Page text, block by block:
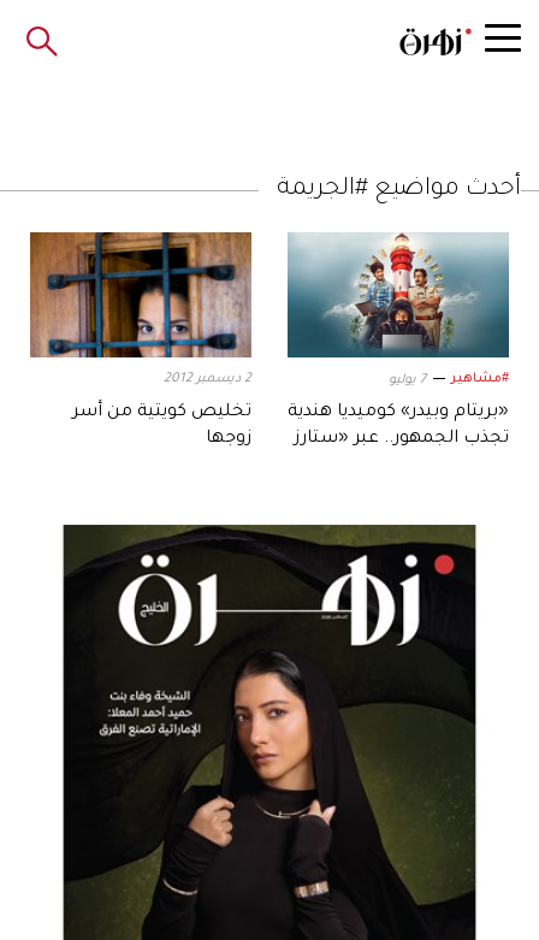
أحدث مواضيع #الجريمة
#مشاهير 7 يوليو
«بريتام وبيدر» كوميديا هندية
تجذب الجمهور.. عبر «ستارز
2 ديسمبر 2012
تخليص كويتية من أسر
زوجها